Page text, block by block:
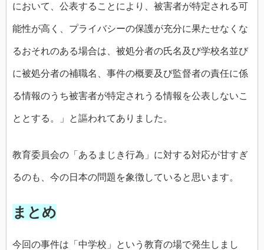
において、公表することにより、被害者が特定される可
能性が高く、プライバシーの保護が充分に果たせなくな
るおそれのある場合は、被処分者の氏名及び学校名並び
に被処分者の補職名、事件の概要及び監督者の責任に係
る情報のうち被害者が特定されうる情報を公表しないこ
ととする。」と謳われてありました。
教育委員会の「あるまじき行為」に対する対応が甘すぎ
るのも、今の日本の問題を象徴していると思います。
まとめ
今回の事件は「中学校」という教育の場で発生しまし